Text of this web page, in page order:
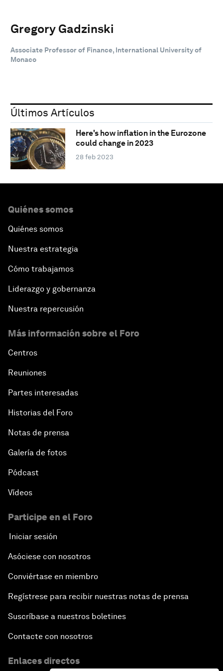
Gregory Gadzinski
Associate Professor of Finance, International University of
Monaco
Últimos Artículos
Here's how inflation in the Eurozone
could change in 2023
28 feb 2023
Quiénes somos
Quiénes somos
Nuestra estrategia
Cómo trabajamos
Liderazgo y gobernanza
Nuestra repercusión
Más información sobre el Foro
Centros
Reuniones
Partes interesadas
Historias del Foro
Notas de prensa
Galería de fotos
Pódcast
Vídeos
Participe en el Foro
Iniciar sesión
Asóciese con nosotros
Conviértase en miembro
Regístrese para recibir nuestras notas de prensa
Suscríbase a nuestros boletines
Contacte con nosotros
Enlaces directos